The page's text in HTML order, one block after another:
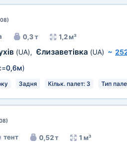
0,3 т 1,2 м³
(UA), Єлизаветівка (UA) ~
0,6м)
Задня Кільк. палет: 3 Тип
тент 0,52 т 1 м³